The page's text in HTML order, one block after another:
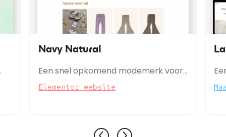
Navy Natural
Een snel opkomend modemerk voor
de kleinsten onder ons. Beautiful!
Elementor website